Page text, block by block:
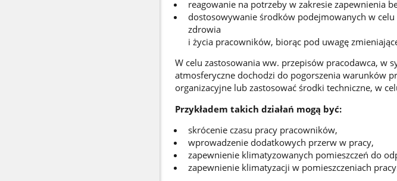
reagowanie na potrzeby w zakresie zapewnienia
dostosowywanie środków podejmowanych w
zdrowia
i życia pracowników, biorąc pod uwagę
W celu zastosowania ww. przepisów pracodawca, w
atmosferyczne dochodzi do pogorszenia warunków
organizacyjne lub zastosować środki techniczne, w
Przykładem takich działań mogą być:
skrócenie czasu pracy pracowników,
wprowadzenie dodatkowych przerw w pracy,
zapewnienie klimatyzowanych pomieszczeń do
zapewnienie klimatyzacji w pomieszczeniach